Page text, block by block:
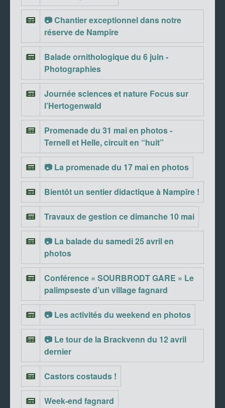
📷 Chantier exceptionnel dans notre
réserve de Nampîre
Balade ornithologique du 6 juin -
Photographies
Journée sciences et nature Focus sur
l’Hertogenwald
Promenade du 31 mai en photos -
Ternell et Helle, circuit en “huit”
📷 La promenade du 17 mai en photos
Bientôt un sentier didactique à Nampîre !
Travaux de gestion ce dimanche 10 mai
📷 La balade du samedi 25 avril en
photos
Conférence « SOURBRODT GARE » Le
palimpseste d’un village fagnard
📷 Les activités du weekend en photos
📷 Le tour de la Brackvenn du 12 avril
dernier
Castors costauds !
Week-end fagnard